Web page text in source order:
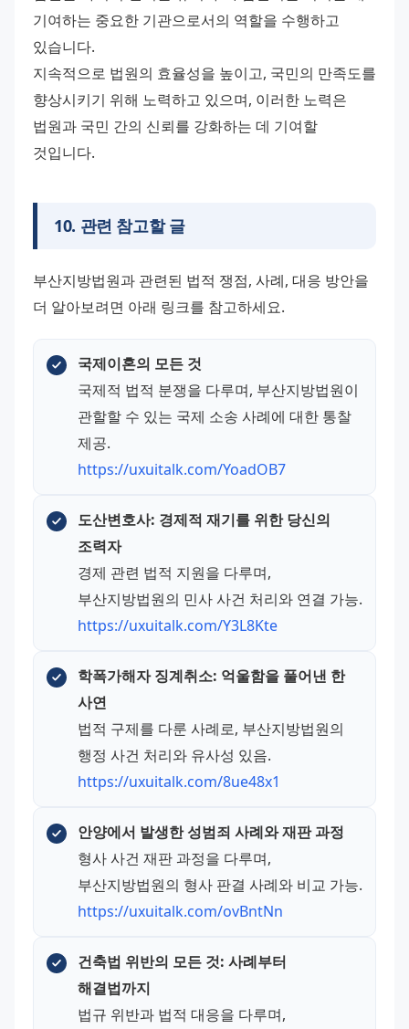
기여하는 중요한 기관으로서의 역할을 수행하고
있습니다.
지속적으로 법원의 효율성을 높이고, 국민의 만족도를
향상시키기 위해 노력하고 있으며, 이러한 노력은
법원과 국민 간의 신뢰를 강화하는 데 기여할
것입니다.
10. 관련 참고할 글
부산지방법원과 관련된 법적 쟁점, 사례, 대응 방안을
더 알아보려면 아래 링크를 참고하세요.
국제이혼의 모든 것
국제적 법적 분쟁을 다루며, 부산지방법원이
관할할 수 있는 국제 소송 사례에 대한 통찰
제공.
https://uxuitalk.com/YoadOB7
도산변호사: 경제적 재기를 위한 당신의
조력자
경제 관련 법적 지원을 다루며,
부산지방법원의 민사 사건 처리와 연결 가능.
https://uxuitalk.com/Y3L8Kte
학폭가해자 징계취소: 억울함을 풀어낸 한
사연
법적 구제를 다룬 사례로, 부산지방법원의
행정 사건 처리와 유사성 있음.
https://uxuitalk.com/8ue48x1
안양에서 발생한 성범죄 사례와 재판 과정
형사 사건 재판 과정을 다루며,
부산지방법원의 형사 판결 사례와 비교 가능.
https://uxuitalk.com/ovBntNn
건축법 위반의 모든 것: 사례부터
해결법까지
법규 위반과 법적 대응을 다루며,